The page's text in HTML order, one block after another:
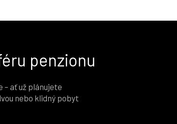
penzionu
– ať už plánujete
nebo klidný pobyt